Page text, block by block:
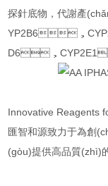
探針底物，代謝產
YP2B6，
D6，
Innovative Reagents
匯智和源致力于為創
(gòu)提供高品質(zhì)